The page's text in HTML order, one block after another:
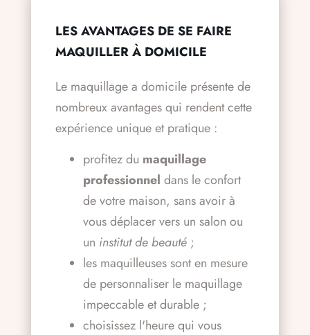
LES AVANTAGES DE SE FAIRE
MAQUILLER À DOMICILE
Le maquillage a domicile présente de
nombreux avantages qui rendent cette
expérience unique et pratique :
profitez du maquillage
professionnel dans le confort
de votre maison, sans avoir à
vous déplacer vers un salon ou
un institut de beauté ;
les maquilleuses sont en mesure
de personnaliser le maquillage
impeccable et durable ;
choisissez l'heure qui vous